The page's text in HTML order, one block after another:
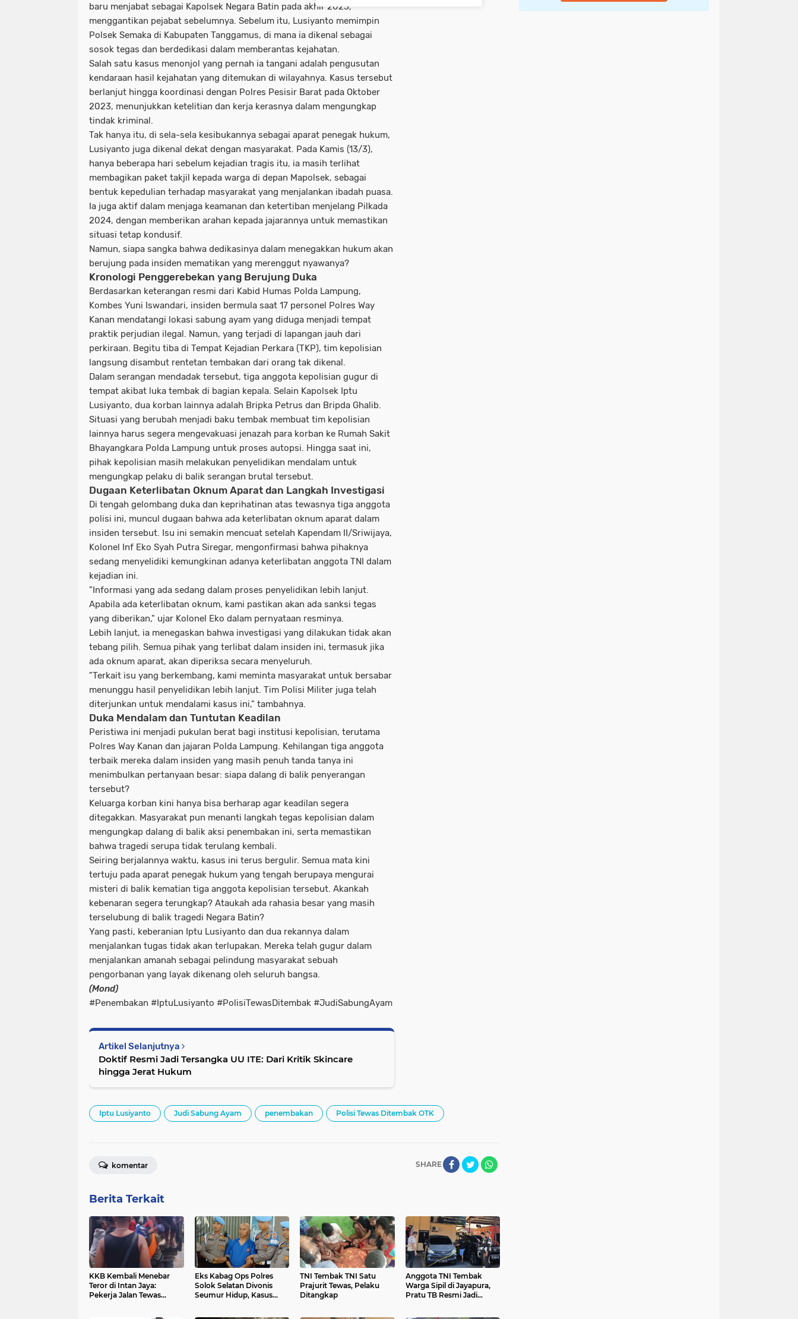
baru menjabat sebagai Kapolsek Negara Batin pada akhir 2023,
menggantikan pejabat sebelumnya. Sebelum itu, Lusiyanto memimpin
Polsek Semaka di Kabupaten Tanggamus, di mana ia dikenal sebagai
sosok tegas dan berdedikasi dalam memberantas kejahatan.
Salah satu kasus menonjol yang pernah ia tangani adalah pengusutan
kendaraan hasil kejahatan yang ditemukan di wilayahnya. Kasus tersebut
berlanjut hingga koordinasi dengan Polres Pesisir Barat pada Oktober
2023, menunjukkan ketelitian dan kerja kerasnya dalam mengungkap
tindak kriminal.
Tak hanya itu, di sela-sela kesibukannya sebagai aparat penegak hukum,
Lusiyanto juga dikenal dekat dengan masyarakat. Pada Kamis (13/3),
hanya beberapa hari sebelum kejadian tragis itu, ia masih terlihat
membagikan paket takjil kepada warga di depan Mapolsek, sebagai
bentuk kepedulian terhadap masyarakat yang menjalankan ibadah puasa.
Ia juga aktif dalam menjaga keamanan dan ketertiban menjelang Pilkada
2024, dengan memberikan arahan kepada jajarannya untuk memastikan
situasi tetap kondusif.
Namun, siapa sangka bahwa dedikasinya dalam menegakkan hukum akan
berujung pada insiden mematikan yang merenggut nyawanya?
Kronologi Penggerebekan yang Berujung Duka
Berdasarkan keterangan resmi dari Kabid Humas Polda Lampung,
Kombes Yuni Iswandari, insiden bermula saat 17 personel Polres Way
Kanan mendatangi lokasi sabung ayam yang diduga menjadi tempat
praktik perjudian ilegal. Namun, yang terjadi di lapangan jauh dari
perkiraan. Begitu tiba di Tempat Kejadian Perkara (TKP), tim kepolisian
langsung disambut rentetan tembakan dari orang tak dikenal.
Dalam serangan mendadak tersebut, tiga anggota kepolisian gugur di
tempat akibat luka tembak di bagian kepala. Selain Kapolsek Iptu
Lusiyanto, dua korban lainnya adalah Bripka Petrus dan Bripda Ghalib.
Situasi yang berubah menjadi baku tembak membuat tim kepolisian
lainnya harus segera mengevakuasi jenazah para korban ke Rumah Sakit
Bhayangkara Polda Lampung untuk proses autopsi. Hingga saat ini,
pihak kepolisian masih melakukan penyelidikan mendalam untuk
mengungkap pelaku di balik serangan brutal tersebut.
Dugaan Keterlibatan Oknum Aparat dan Langkah Investigasi
Di tengah gelombang duka dan keprihatinan atas tewasnya tiga anggota
polisi ini, muncul dugaan bahwa ada keterlibatan oknum aparat dalam
insiden tersebut. Isu ini semakin mencuat setelah Kapendam II/Sriwijaya,
Kolonel Inf Eko Syah Putra Siregar, mengonfirmasi bahwa pihaknya
sedang menyelidiki kemungkinan adanya keterlibatan anggota TNI dalam
kejadian ini.
"Informasi yang ada sedang dalam proses penyelidikan lebih lanjut.
Apabila ada keterlibatan oknum, kami pastikan akan ada sanksi tegas
yang diberikan," ujar Kolonel Eko dalam pernyataan resminya.
Lebih lanjut, ia menegaskan bahwa investigasi yang dilakukan tidak akan
tebang pilih. Semua pihak yang terlibat dalam insiden ini, termasuk jika
ada oknum aparat, akan diperiksa secara menyeluruh.
"Terkait isu yang berkembang, kami meminta masyarakat untuk bersabar
menunggu hasil penyelidikan lebih lanjut. Tim Polisi Militer juga telah
diterjunkan untuk mendalami kasus ini," tambahnya.
Duka Mendalam dan Tuntutan Keadilan
Peristiwa ini menjadi pukulan berat bagi institusi kepolisian, terutama
Polres Way Kanan dan jajaran Polda Lampung. Kehilangan tiga anggota
terbaik mereka dalam insiden yang masih penuh tanda tanya ini
menimbulkan pertanyaan besar: siapa dalang di balik penyerangan
tersebut?
Keluarga korban kini hanya bisa berharap agar keadilan segera
ditegakkan. Masyarakat pun menanti langkah tegas kepolisian dalam
mengungkap dalang di balik aksi penembakan ini, serta memastikan
bahwa tragedi serupa tidak terulang kembali.
Seiring berjalannya waktu, kasus ini terus bergulir. Semua mata kini
tertuju pada aparat penegak hukum yang tengah berupaya mengurai
misteri di balik kematian tiga anggota kepolisian tersebut. Akankah
kebenaran segera terungkap? Ataukah ada rahasia besar yang masih
terselubung di balik tragedi Negara Batin?
Yang pasti, keberanian Iptu Lusiyanto dan dua rekannya dalam
menjalankan tugas tidak akan terlupakan. Mereka telah gugur dalam
menjalankan amanah sebagai pelindung masyarakat sebuah
pengorbanan yang layak dikenang oleh seluruh bangsa.
(Mond)
#Penembakan #IptuLusiyanto #PolisiTewasDitembak #JudiSabungAyam
Artikel Selanjutnya
Doktif Resmi Jadi Tersangka UU ITE: Dari Kritik Skincare
hingga Jerat Hukum
Iptu Lusiyanto Judi Sabung Ayam penembakan Polisi Tewas Ditembak OTK
SHARE
komentar
Berita Terkait
KKB Kembali Menebar
Teror di Intan Jaya:
Pekerja Jalan Tewas
Eks Kabag Ops Polres
Solok Selatan Divonis
Seumur Hidup, Kasus
TNI Tembak TNI Satu
Prajurit Tewas, Pelaku
Ditangkap
Anggota TNI Tembak
Warga Sipil di Jayapura,
Pratu TB Resmi Jadi